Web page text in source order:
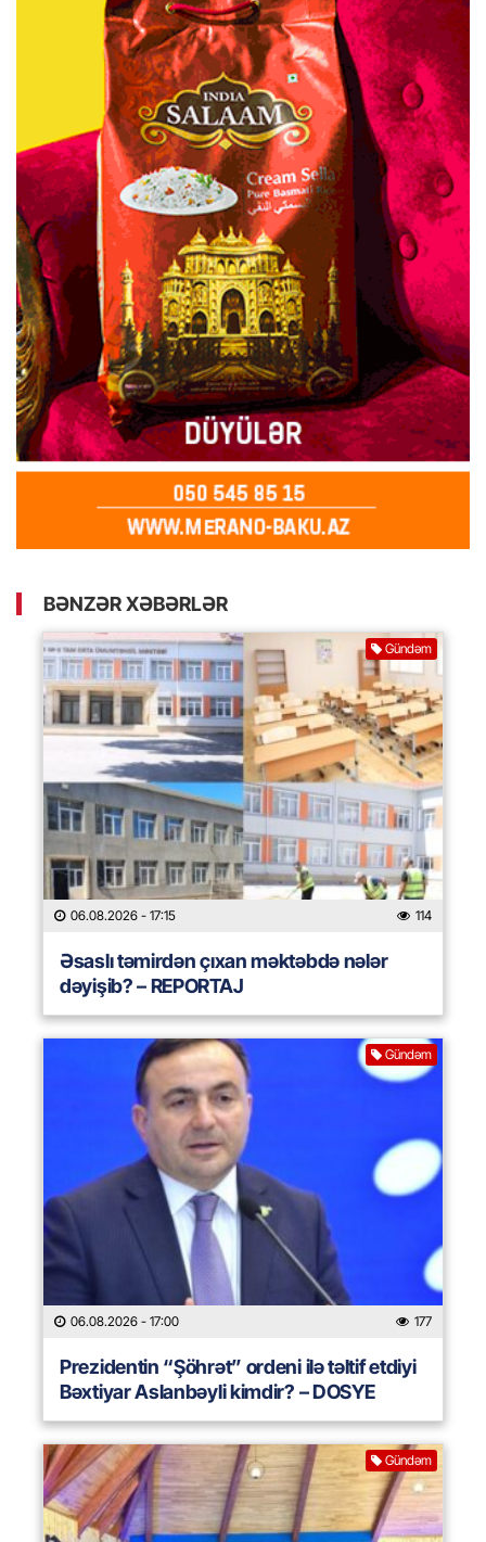
BƏNZƏR XƏBƏRLƏR
Gündəm
06.08.2026 - 17:15 114
Əsaslı təmirdən çıxan məktəbdə nələr
dəyişib? – REPORTAJ
Gündəm
06.08.2026 - 17:00 177
Prezidentin “Şöhrət” ordeni ilə təltif etdiyi
Bəxtiyar Aslanbəyli kimdir? – DOSYE
Gündəm